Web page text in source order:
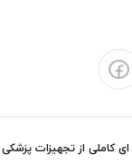
از تجهیزات پزشکی